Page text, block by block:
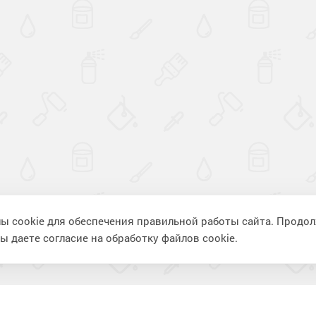
cookie для обеспечения правильной работы сайта.
даете согласие на обработку файлов cookie.